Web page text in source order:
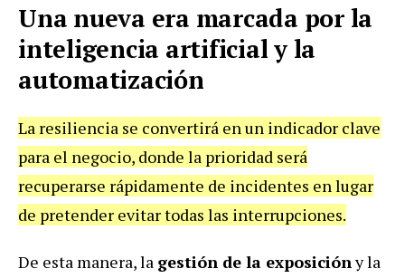
Una nueva era marcada por la
inteligencia artificial y la
automatización
La resiliencia se convertirá en un indicador clave
para el negocio, donde la prioridad será
recuperarse rápidamente de incidentes en lugar
de pretender evitar todas las interrupciones.
De esta manera, la gestión de la exposicióny la